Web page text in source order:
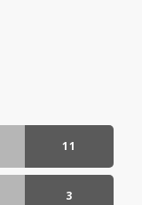
11
GÖNDERI(LER)
3